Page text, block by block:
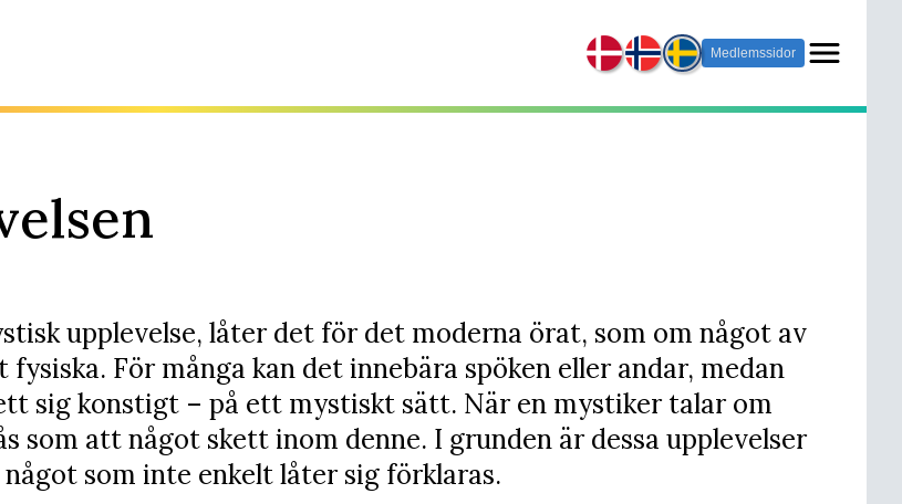
Medlemssidor
upplevelse, låter det för det moderna örat, som om något av
För många kan det innebära spöken eller andar, medan
sig konstigt – på ett mystiskt sätt. När en mystiker talar om
som att något skett inom denne. I grunden är dessa upplevelser
som inte enkelt låter sig förklaras.